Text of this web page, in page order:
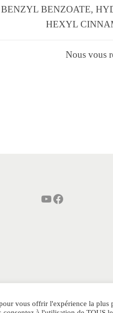
BENZYL BENZOATE,
HEXYL
Nous vous
vous offrir l'expérience la plus